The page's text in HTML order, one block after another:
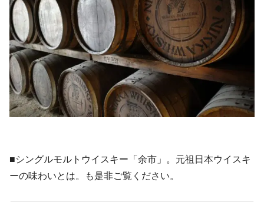
■シングルモルトウイスキー「余市」。元祖日本ウイスキ
ーの味わいとは。も是非ご覧ください。